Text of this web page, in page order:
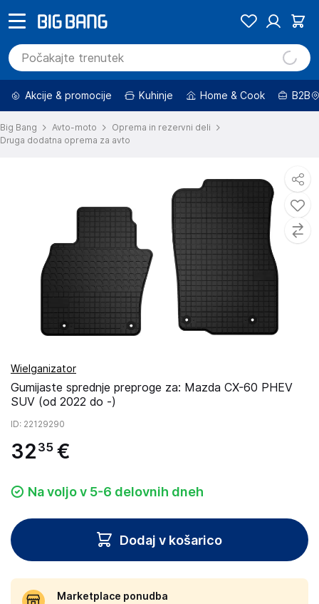
Akcije & promocije Kuhinje Home & Cook B2B
Big Bang Avto-moto
Oprema in rezervni deli
Druga dodatna oprema za avto
Wielganizator
Gumijaste sprednje preproge za: Mazda CX-60 PHEV
SUV (od 2022 do -)
ID: 22129290
32 35 €
Na voljo v 5-6 delovnih dneh
Dodaj v košarico
Marketplace ponudba